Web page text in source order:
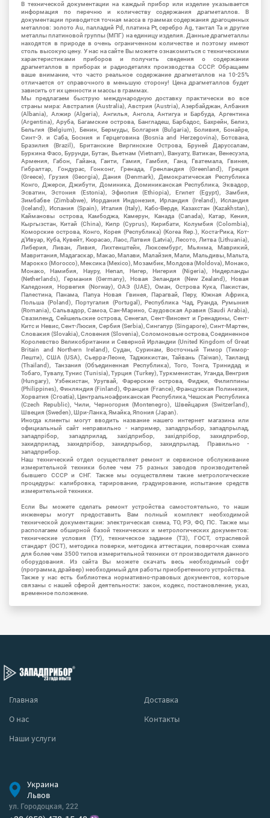
В технической документации на каждый прибор или изделие указывается
информация по перечню и количеству содержания драгметаллов. В
документации приводится точная масса в граммах содержания драгоценных
металлов: золото Au, палладий Pd, платина Pt, серебро Ag, тантал Ta и другие
металлы платиновой группы (МПГ) на единицу изделия. Данные драгметаллы
находятся в природе в очень ограниченном количестве и поэтому имеют
столь высокую цену. У нас на сайте Вы можете ознакомиться с техническими
характеристиками приборов и получить сведения о содержании
драгметаллов в приборах и радиодеталях производства СССР. Обращаем
ваше внимание, что часто реальное содержание драгметаллов на 10-25%
отличается от справочного в меньшую сторону! Цена драгметаллов будет
зависить от их ценности и массы в граммах.
Мы предлагаем быструю международную доставку практически во все
страны мира: Австралия (Australia), Австрия (Austria), Азербайджан, Албания
(Albania), Алжир (Algeria), Ангилья, Ангола, Антигуа и Барбуда, Аргентина
(Argentina), Аруба, Багамские острова, Бангладеш, Барбадос, Бахрейн, Белиз,
Бельгия (Belgium), Бенин, Бермуды, Болгария (Bulgaria), Боливия, Бонайре,
Синт-Э. и Саба, Босния и Герцеговина (Bosnia and Herzegovina), Ботсвана,
Бразилия (Brazil), Британские Виргинские Острова, Бруней Даруссалам,
Буркина Фасо, Бурунди, Бутан, Вьетнам (Vietnam), Вануату, Ватикан, Венесуэла,
Армения, Габон, Гайана, Гаити, Гамия, Гамбия, Гана, Гватемала, Гвинея,
Гибралтар, Гондурас, Гонконг, Гренада, Гренландия (Greenland), Греция
(Greece), Грузия (Georgia), Дания (Denmark), Демократическая Республика
Конго, Джерси, Джибути, Доминика, Доминиканская Республика, Эквадор,
Эсватин, Эстония (Estonia), Эфиопия (Ethiopia), Египет (Egypt), Замбия,
Зимбабве (Zimbabwe), Иордания Индонезия, Ирландия (Ireland), Исландия
(Iceland), Испания (Spain), Италия (Italy), Кабо-Верде, Казахстан (Kazakhstan),
Каймановы острова, Камбоджа, Камерун, Канада (Canada), Катар, Кения,
Кыргызстан, Китай (China), Кипр (Cyprus), Кирибати, Колумбия (Colombia),
Коморские острова, Конго, Корея (Республика) (Korea Rep.), Коста-Рика, Кот-
д'Ивуар, Куба, Кувейт, Кюрасао, Лаос, Латвия (Latvia), Лесото, Литва (Lithuania),
Либерия, Ливан, Ливия, Лихтенштейн, Люксембург, Мьянма, Маврикий,
Мавритания, Мадагаскар, Макао, Малави, Малайзия, Мали, Мальдивы, Мальта,
Марокко (Morocco), Мексика (Mexico), Мозамбик, Молдова (Moldova), Монако,
Монако, Намибия, Науру, Непал, Нигер, Нигерия (Nigeria), Нидерланды
(Netherlands), Германия (Germany), Новая Зеландия (New Zealand), Новая
Каледония, Норвегия (Norway), ОАЭ (UAE), Оман, Острова Кука, Пакистан,
Палестина, Панама, Папуа Новая Гвинея, Парагвай, Перу, Южная Африка,
Польша (Poland), Португалия (Portugal), Республика Чад, Руанда, Румыния
(Romania), Сальвадор, Самоа, Сан-Марино, Саудовская Аравия (Saudi Arabia),
Свазиленд, Сейшельские острова, Сенегал, Сент-Винсент и Гренадины, Сент-
Китс и Невис, Сент-Люсия, Сербия (Serbia), Сингапур (Singapore), Синт-Мартен,
Словакия (Slovakia), Словения (Slovenia), Соломоновые острова, Соединенное
Королевство Великобритании и Северной Ирландии (United Kingdom of Great
Britain and Northern Ireland), Судан, Суринам, Восточный Тимор (Тимор-
Лешти), США (USA), Сьерра-Леоне, Таджикистан, Тайвань (Taiwan), Таиланд
(Thailand), Танзания (Объединенная Республика), Того, Тонга, Тринидад и
Тобаго, Тувалу, Тунис (Tunisia), Турция (Turkey), Туркменистан, Уганда, Венгрия
(Hungary), Узбекистан, Уругвай, Фарерские острова, Фиджи, Филиппины
(Philippines), Финляндия (Finland), Франция (France), Французская Полинезия,
Хорватия (Croatia), Центральноафриканская Республика, Чешская Республика
(Czech Republic), Чили, Черногория (Montenegro), Швейцария (Switzerland),
Швеция (Sweden), Шри-Ланка, Ямайка, Япония (Japan).
Иногда клиенты могут вводить название нашего интернет магазина или
официальный сайт неправильно - например, западпрыбор, западпрылад,
западпрібор, западприлад, західприбор, західпрібор, захидприбор,
захидприлад, захидпрібор, захидпрыбор, захидпрылад. Правильно -
западприбор.
Наш технический отдел осуществляет ремонт и сервисное обслуживание
измерительной техники более чем 75 разных заводов производителей
бывшего СССР и СНГ. Также мы осуществляем такие метрологические
процедуры: калибровка, тарирование, градуирование, испытание средств
измерительной техники.
Если Вы можете сделать ремонт устройства самостоятельно, то наши
инженеры могут предоставить Вам полный комплект необходимой
технической документации: электрическая схема, ТО, РЭ, ФО, ПС. Также мы
располагаем обширной базой технических и метрологических документов:
технические условия (ТУ), техническое задание (ТЗ), ГОСТ, отраслевой
стандарт (ОСТ), методика поверки, методика аттестации, поверочная схема
для более чем 3500 типов измерительной техники от производителя данного
оборудования. Из сайта Вы можете скачать весь необходимый софт
(программа, драйвер) необходимый для работы приобретенного устройства.
Также у нас есть библиотека нормативно-правовых документов, которые
связаны с нашей сферой деятельности: закон, кодекс, постановление, указ,
временное положение.
Главная
Доставка
О нас
Контакты
Наши услуги
Украина
Львов
ул. Городоцкая, 222